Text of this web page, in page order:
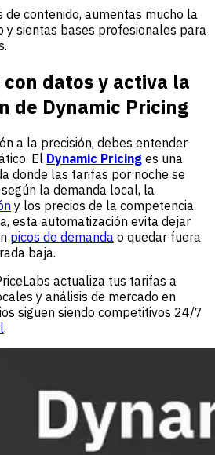
contenido, aumentas mucho la
y sientas bases profesionales para
datos y activa la
de Dynamic Pricing
a la precisión, debes entender
El Dynamic Pricing es una
donde las tarifas por noche se
la demanda local, la
y los precios de la competencia.
esta automatización evita dejar
picos de demanda o quedar fuera
baja.
actualiza tus tarifas a
y análisis de mercado en
siguen siendo competitivos 24/7
.